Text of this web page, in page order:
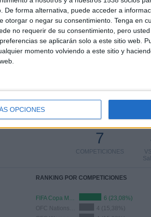
De forma alternativa, puede acceder a
otorgar o negar su consentimiento. Tenga en
no requerir de su consentimiento, pero
se aplicarán solo a este sitio web.
momento volviendo a este sitio y
OPCIONES
DÍAS
PARTIDOS
0
7
COMPETICIONES
RANKING POR COMPETICIONES
FIFA Copa Mundial 2026
6 (23,08%)
4 (15,38%)